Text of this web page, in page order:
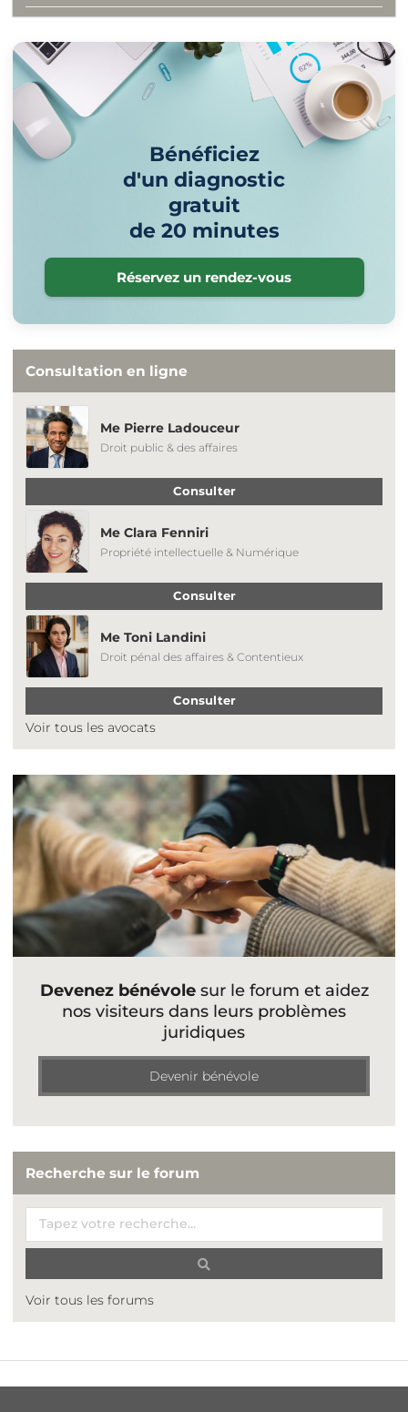
Bénéficiez
d'un diagnostic
gratuit
de 20 minutes
Réservez un rendez-vous
Consultation en ligne
Me Pierre Ladouceur
Droit public & des affaires
Consulter
Me Clara Fenniri
Propriété intellectuelle & Numérique
Consulter
Me Toni Landini
Droit pénal des affaires & Contentieux
Consulter
Voir tous les avocats
Devenez bénévolesur le forum et aidez
nos visiteurs dans leurs problèmes
juridiques
Devenir bénévole
Recherche sur le forum
Voir tous les forums